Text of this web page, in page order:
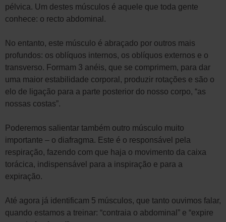
pélvica. Um destes músculos é aquele que toda gente
conhece: o recto abdominal.
No entanto, este músculo é abraçado por outros mais
profundos: os oblíquos internos, os oblíquos externos e o
transverso. Formam 3 anéis, que se comprimem, para dar
uma maior estabilidade corporal, produzir rotações e são o
elo de ligação para a parte posterior do nosso corpo, “as
nossas costas”.
Poderemos salientar também outro músculo muito
importante – o diafragma. Este é o responsável pela
respiração, fazendo com que haja o movimento da caixa
torácica, indispensável para a inspiração e para a
expiração.
Até agora já identificam 5 músculos, que tanto ouvimos falar,
quando estamos a treinar: “contraia o abdominal” e “expire